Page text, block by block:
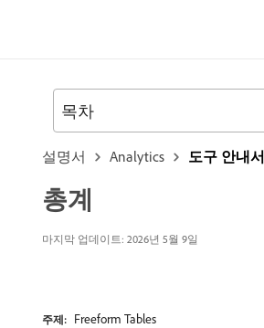
설명서 Analytics 도구 안내서
총계
마지막 업데이트: 2026년 5월 9일
주제: Freeform Tables
목차